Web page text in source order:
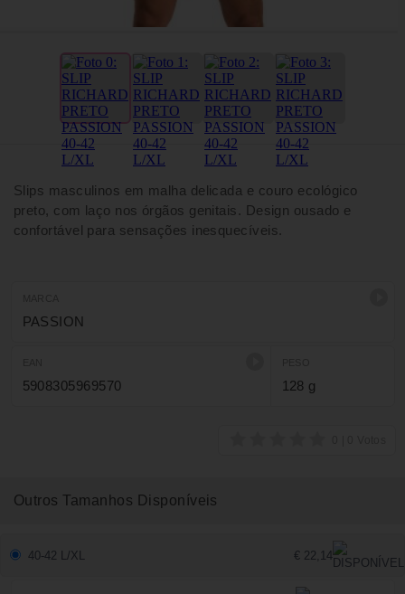
Slips masculinos em malha delicada e couro ecológico
preto, com laço nos órgãos genitais. Design ousado e
confortável para sensações inesquecíveis.
PASSION
5908305969570 128 g
Outros Tamanhos Disponíveis
40-42 L/XL € 22,14